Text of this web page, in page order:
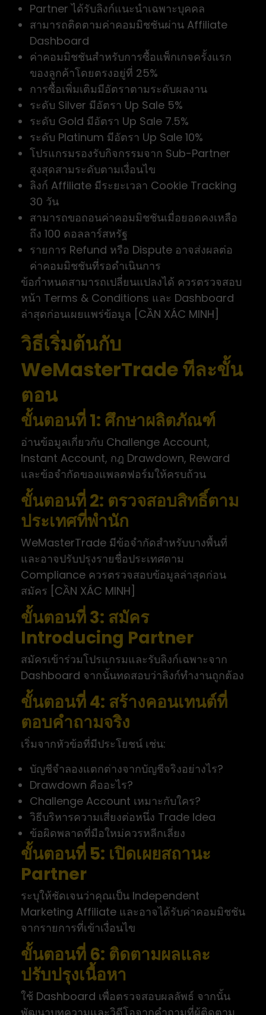
Partner ได้รับลิงก์แนะนำเฉพาะบุคคล
สามารถติดตามค่าคอมมิชชันผ่าน Affiliate
Dashboard
ค่าคอมมิชชันสำหรับการซื้อแพ็กเกจครั้งแรก
ของลูกค้าโดยตรงอยู่ที่ 25%
การซื้อเพิ่มเติมมีอัตราตามระดับผลงาน
ระดับ Silver มีอัตรา Up Sale 5%
ระดับ Gold มีอัตรา Up Sale 7.5%
ระดับ Platinum มีอัตรา Up Sale 10%
โปรแกรมรองรับกิจกรรมจาก Sub-Partner
สูงสุดสามระดับตามเงื่อนไข
ลิงก์ Affiliate มีระยะเวลา Cookie Tracking
30 วัน
สามารถขอถอนค่าคอมมิชชันเมื่อยอดคงเหลือ
ถึง 100 ดอลลาร์สหรัฐ
รายการ Refund หรือ Dispute อาจส่งผลต่อ
ค่าคอมมิชชันที่รอดำเนินการ
ข้อกำหนดสามารถเปลี่ยนแปลงได้ ควรตรวจสอบ
หน้า Terms & Conditions และ Dashboard
ล่าสุดก่อนเผยแพร่ข้อมูล [CẦN XÁC MINH]
วิธีเริ่มต้นกับ
WeMasterTrade ทีละขั้น
ตอน
ขั้นตอนที่ 1: ศึกษาผลิตภัณฑ์
อ่านข้อมูลเกี่ยวกับ Challenge Account,
Instant Account, กฎ Drawdown, Reward
และข้อจำกัดของแพลตฟอร์มให้ครบถ้วน
ขั้นตอนที่ 2: ตรวจสอบสิทธิ์ตาม
ประเทศที่พำนัก
WeMasterTrade มีข้อจำกัดสำหรับบางพื้นที่
และอาจปรับปรุงรายชื่อประเทศตาม
Compliance ควรตรวจสอบข้อมูลล่าสุดก่อน
สมัคร [CẦN XÁC MINH]
ขั้นตอนที่ 3: สมัคร
Introducing Partner
สมัครเข้าร่วมโปรแกรมและรับลิงก์เฉพาะจาก
Dashboard จากนั้นทดสอบว่าลิงก์ทำงานถูกต้อง
ขั้นตอนที่ 4: สร้างคอนเทนต์ที่
ตอบคำถามจริง
เริ่มจากหัวข้อที่มีประโยชน์ เช่น:
บัญชีจำลองแตกต่างจากบัญชีจริงอย่างไร?
Drawdown คืออะไร?
Challenge Account เหมาะกับใคร?
วิธีบริหารความเสี่ยงต่อหนึ่ง Trade Idea
ข้อผิดพลาดที่มือใหม่ควรหลีกเลี่ยง
ขั้นตอนที่ 5: เปิดเผยสถานะ
Partner
ระบุให้ชัดเจนว่าคุณเป็น Independent
Marketing Affiliate และอาจได้รับค่าคอมมิชชัน
จากรายการที่เข้าเงื่อนไข
ขั้นตอนที่ 6: ติดตามผลและ
ปรับปรุงเนื้อหา
ใช้ Dashboard เพื่อตรวจสอบผลลัพธ์ จากนั้น